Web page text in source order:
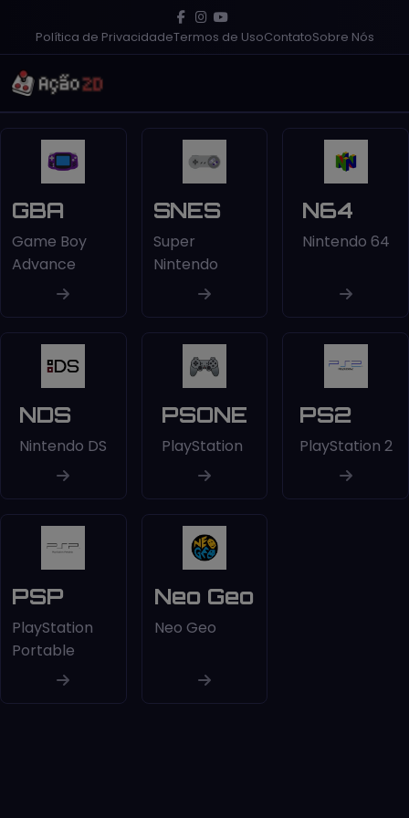
Política de PrivacidadeTermos de UsoContatoSobre Nós
GBA
Game Boy
Advance
SNES
Super
Nintendo
N64
Nintendo 64
NDS
Nintendo DS
PSONE
PlayStation
PS2
PlayStation 2
PSP
PlayStation
Portable
Neo Geo
Neo Geo